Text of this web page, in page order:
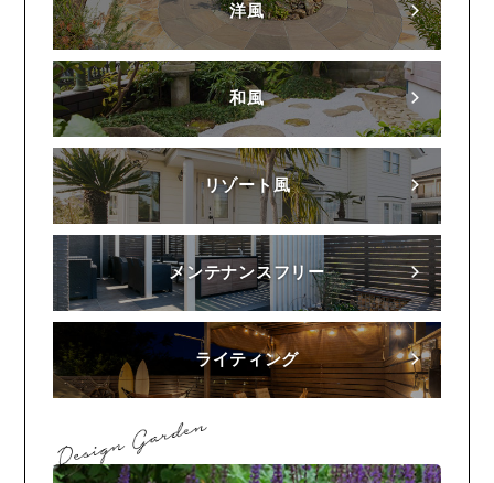
洋風
和風
リゾート風
メンテナンスフリー
ライティング